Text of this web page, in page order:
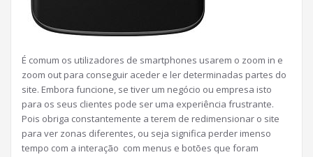
É comum os utilizadores de smartphones usarem o zoom in e
zoom out para conseguir aceder e ler determinadas partes do
site. Embora funcione, se tiver um negócio ou empresa isto
para os seus clientes pode ser uma experiência frustrante.
Pois obriga constantemente a terem de redimensionar o site
para ver zonas diferentes, ou seja significa perder imenso
tempo com a interação com menus e botões que foram